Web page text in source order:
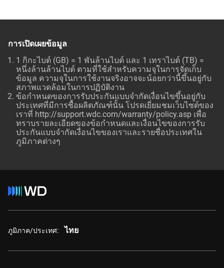
การเปิดเผยข้อมูล
1 กิกะไบต์ (GB) = 1 พันล้านไบต์ และ 1 เทราไบต์ (TB) =
หนึ่งล้านล้านไบต์ ตามที่ใช้สำหรับความจุในการจัดเก็บ
ข้อมูล ความจุในการใช้งานจริงอาจจะน้อยกว่านี้ขึ้นอยู่กับ
สภาพแวดล้อมในการปฏิบัติงาน
ข้อกำหนดของการรับประกันแบบจำกัดเงื่อนไขขึ้นอยู่กับ
ประเทศที่มีการซื้อผลิตภัณฑ์นั้น โปรดเยี่ยมชมเว็บไซต์ของ
เราที่ http://support.wdc.com/warranty/policy.asp เพื่อ
ทราบรายละเอียดของข้อกำหนดและเงื่อนไขของการรับ
ประกันแบบจำกัดเงื่อนไขของเราและรายชื่อประเทศใน
ภูมิภาคต่างๆ
ภูมิภาค/ประเทศ: ไทย